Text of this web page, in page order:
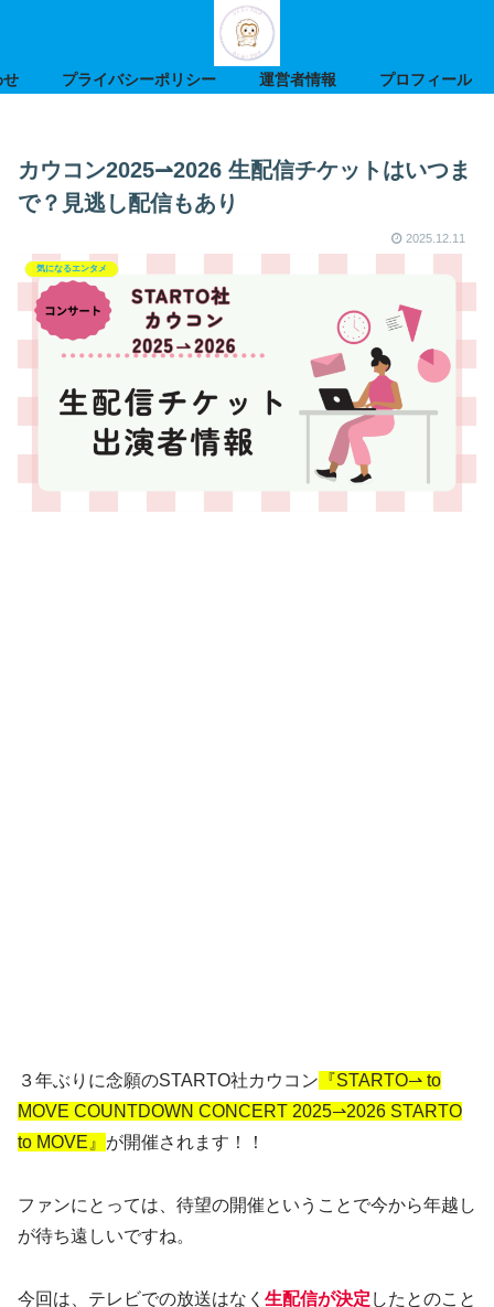
せ プライバシーポリシー 運営者情報 プロフィール
カウコン2025⇀2026 生配信チケットはいつま
で？見逃し配信もあり
2025.12.11
気になるエンタメ
３年ぶりに念願のSTARTO社カウコン 『STARTO⇀ to
MOVE COUNTDOWN CONCERT 2025⇀2026 STARTO
to MOVE』 が開催されます！！
ファンにとっては、待望の開催ということで今から年越し
が待ち遠しいですね。
今回は、テレビでの放送はなく 生配信が決定 したとのこと